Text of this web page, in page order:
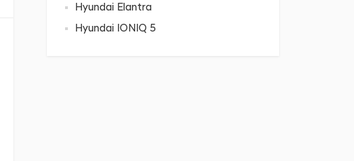
Hyundai Elantra
Hyundai IONIQ 5